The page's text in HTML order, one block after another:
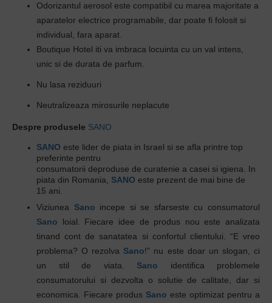
Odorizantul aerosol este compatibil cu marea majoritate a
aparatelor electrice programabile, dar poate fi folosit si
individual, fara aparat.
Boutique Hotel iti va imbraca locuinta cu un val intens,
unic si de durata de parfum.
Nu lasa reziduuri
Neutralizeaza mirosurile neplacute
Despre produsele SANO
SANO este lider de piata in Israel si se afla printre top
preferinte pentru
consumatorii deproduse de curatenie a casei si igiena. In
piata din Romania, SANO este prezent de mai bine de
15 ani.
Viziunea Sano incepe si se sfarseste cu consumatorul
Sano loial. Fiecare idee de produs nou este analizata
tinand cont de sanatatea si confortul clientului. “E vreo
problema? O rezolva Sano!” nu este doar un slogan, ci
un stil de viata. Sano identifica problemele
consumatorului si dezvolta o solutie de calitate, dar si
economica. Fiecare produs Sano este optimizat pentru a